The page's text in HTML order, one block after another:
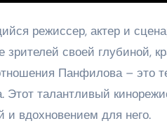
режиссер, актер и
зрителей своей глубиной,
Панфилова – это
Этот талантливый
и вдохновением для него.